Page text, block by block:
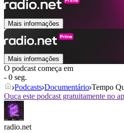
Mais informações
Mais informações
O podcast começa em
- 0 seg.
Podcasts Documentário Tempo
Ouça este podcast gratuitamente no
radio.net